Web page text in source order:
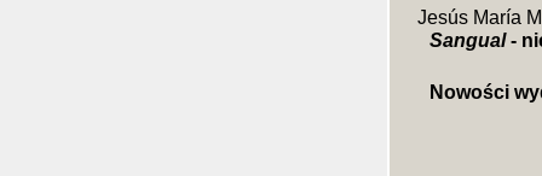
Jesús María
Sangual-
Nowości